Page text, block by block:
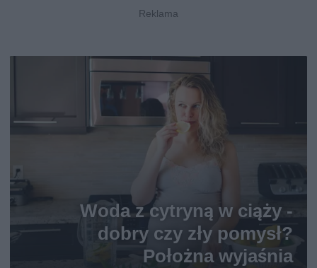
Woda z cytryną w ciąży -
dobry czy zły pomysł?
Położna wyjaśnia